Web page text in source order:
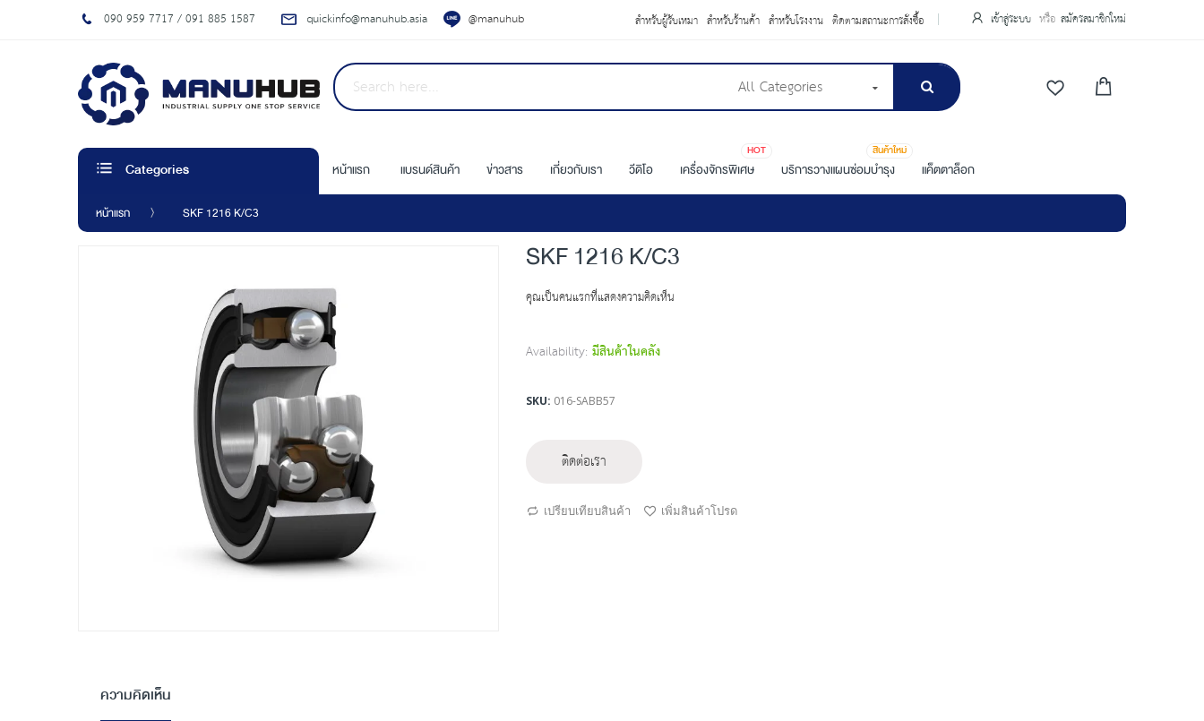
090 959 7717 / 091 885 1587 quickinfo@manuhub.asia @manuhub สำหรับผู้รับเหมา สำหรับร้านค้า สำหรับโรงงาน ติดตามสถานะการสั่งซื้อ เข้าสู่ระบบ สมัครสมาชิกใหม่
All Categories
Categories หน้าแรก แบรนด์สินค้า ข่าวสาร เกี่ยวกับเรา วีดิโอ เครื่องจักรพิเศษ
HOT
บริการวางแผนซ่อมบำรุง
สินค้าใหม่
แค็ตตาล็อก
หน้าแรก SKF 1216 K/C3
beginning
SKF 1216 K/C3
คุณเป็นคนแรกที่แสดงความคิดเห็น
Availability: มีสินค้าในคลัง
SKU 016-SABB57
ติดต่อเรา
เปรียบเทียบสินค้า เพิ่มสินค้าโปรด
ความคิดเห็น